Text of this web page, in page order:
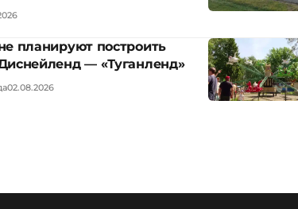
планируют построить
— «Туганленд»
02.08.2026